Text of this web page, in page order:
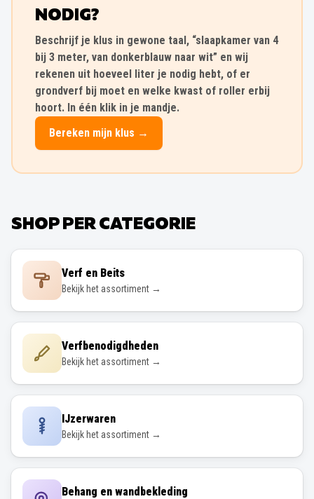
NODIG?
Beschrijf je klus in gewone taal, “slaapkamer van 4
bij 3 meter, van donkerblauw naar wit” en wij
rekenen uit hoeveel liter je nodig hebt, of er
grondverf bij moet en welke kwast of roller erbij
hoort. In één klik in je mandje.
Bereken mijn klus →
SHOP PER CATEGORIE
Verf en Beits
Bekijk het assortiment →
Verfbenodigdheden
Bekijk het assortiment →
IJzerwaren
Bekijk het assortiment →
Behang en wandbekleding